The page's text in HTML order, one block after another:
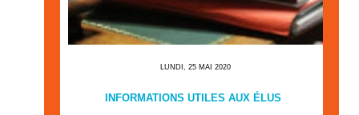
LUNDI, 25 MAI 2020
INFORMATIONS UTILES AUX ÉLUS